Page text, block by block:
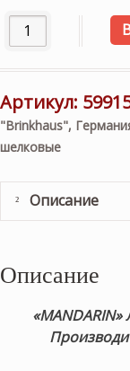
Количество
Артикул:
"Brinkhaus",
шелковые
Описание
Описание